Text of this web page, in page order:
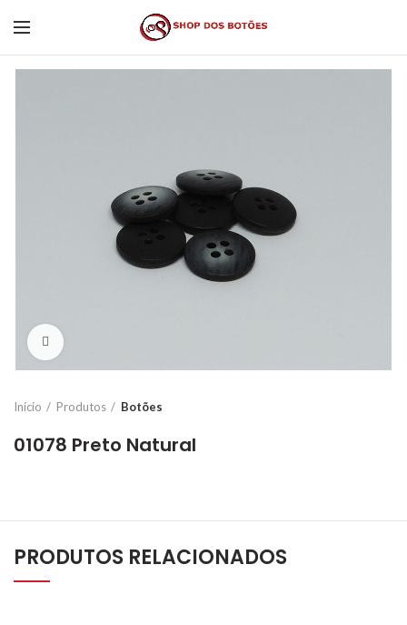
Início Produtos Botões
01078 Preto Natural
PRODUTOS RELACIONADOS